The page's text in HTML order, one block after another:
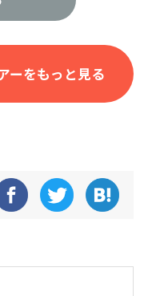
：50% 上級：2
ノボー：30%
ーをもっと見る